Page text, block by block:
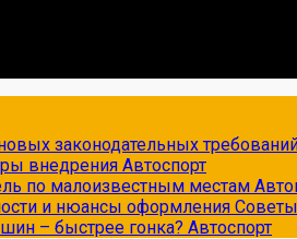
законодательных
внедрения Автоспорт
по малоизвестным местам
и нюансы оформления Советы
– быстрее гонка? Автоспорт